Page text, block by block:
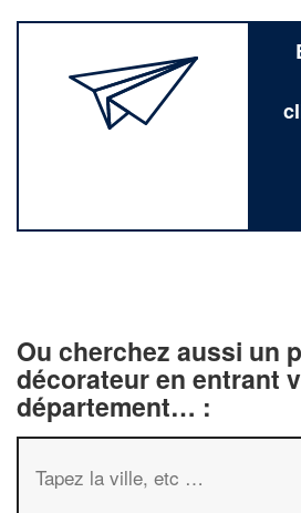
Ou cherchez aussi un
décorateur en entrant
département… :